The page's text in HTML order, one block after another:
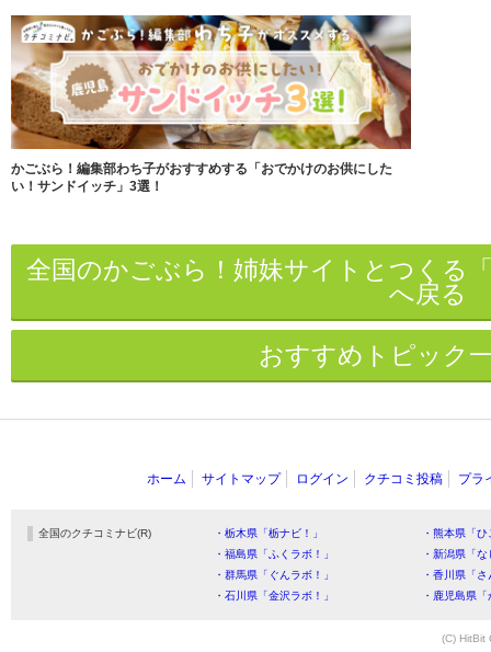
かごぶら！編集部わち子がおすすめする「おでかけのお供にした
い！サンドイッチ」3選！
全国のかごぶら！姉妹サイトとつくる
へ戻る
おすすめトピック
ホーム サイトマップ ログイン クチコミ投稿 プラ
全国のクチコミナビ(R) ・栃木県「栃ナビ！」
・熊本県「
・福島県「ふくラボ！」
・新潟県「
・群馬県「ぐんラボ！」
・香川県「
・石川県「金沢ラボ！」
・鹿児島県
(C) HitBit